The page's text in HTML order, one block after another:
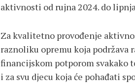
aktivnosti od rujna 2024. do
Za kvalitetno provođenje
raznoliku opremu koja
financijskom potporom svakako
i za svu djecu koja će pohađati